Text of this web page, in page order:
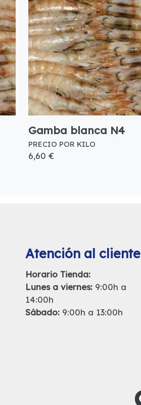
Gamba blanca N4
PRECIO POR KILO
6,60 €
Atención al cliente
Horario Tienda:
Lunes a viernes:9:00h a
14:00h
Sábado: 9:00h a 13:00h